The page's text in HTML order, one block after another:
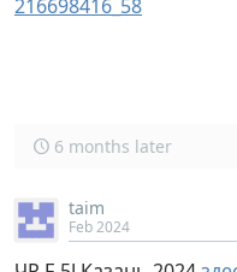
216698416_58
6 months later
taim
Feb 2024